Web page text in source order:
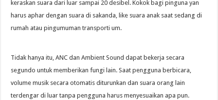
keraskan suara dari luar sampai 20 desibel. Kokok bagi pinguna yan
harus aphar dengan suara di sakanda, like suara anak saat sedang di
rumah atau pingumuman transporti um.
Tidak hanya itu, ANC dan Ambient Sound dapat bekerja secara
segundo untuk memberikan fungi lain. Saat pengguna berbicara,
volume musik secara otomatis diturunkan dan suara orang lain
terdengar di luar tanpa pengguna harus menyesuaikan apa pun.